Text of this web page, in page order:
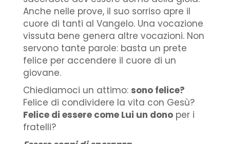
Anche nelle prove, il suo sorriso apre il
cuore di tanti al Vangelo. Una vocazione
vissuta bene genera altre vocazioni. Non
servono tante parole: basta un prete
felice per accendere il cuore di un
giovane.
Chiediamoci un attimo: sono felice?
Felice di condividere la vita con Gesù?
Felice di essere come Lui un dono per i
fratelli?